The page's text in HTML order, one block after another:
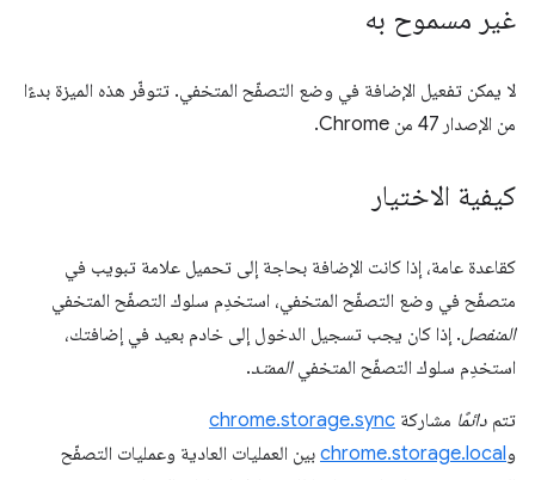
غير مسموح به
لا يمكن تفعيل الإضافة في وضع التصفّح المتخفي. تتوفّر هذه الميزة بدءًا
من الإصدار 47 من Chrome.
كيفية الاختيار
كقاعدة عامة، إذا كانت الإضافة بحاجة إلى تحميل علامة تبويب في
متصفّح في وضع التصفّح المتخفي، استخدِم سلوك التصفّح المتخفي
المنفصل. إذا كان يجب تسجيل الدخول إلى خادم بعيد في إضافتك،
استخدِم سلوك التصفّح المتخفيالممتد.
تتم دائمًا مشاركة chrome.storage.sync
وchrome.storage.local بين العمليات العادية وعمليات التصفّح